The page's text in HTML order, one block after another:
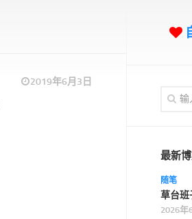
2019年6月3日
最新
随笔
草台班
2026年